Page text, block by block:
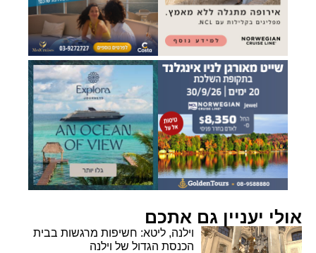
אולי יעניין גם אתכם
וילנה, ליטא: חשיפות מרגשות בבית
הכנסת הגדול של וילנה